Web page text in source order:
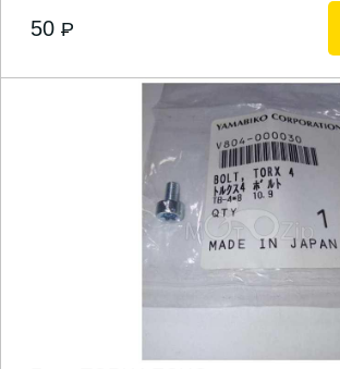
50 P